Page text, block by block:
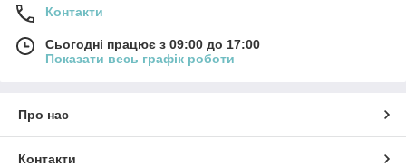
Як вибрати стельові карнизи для
прихованого освітлення
На сучасному ринку представлений великий
асортимент стельових карнизів. З їх
допомогою підсвічування вигідно ховається. Перед тим,
Контакти
Сьогодні працює з 09:00 до 17:00
Показати весь графік роботи
Про нас
Контакти